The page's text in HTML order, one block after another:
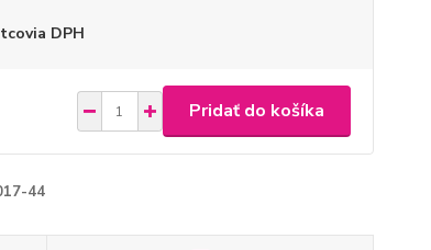
DPH
Pridať do košíka
44